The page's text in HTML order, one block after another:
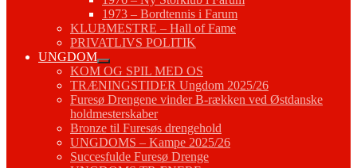
1973 – Bordtennis i Farum
KLUBMESTRE – Hall of Fame
PRIVATLIVS POLITIK
UNGDOM
KOM OG SPIL MED OS
TRÆNINGSTIDER Ungdom 2025/26
Furesø Drengene vinder B-rækken ved Østdanske
holdmesterskaber
Bronze til Furesøs drengehold
UNGDOMS – Kampe 2025/26
Succesfulde Furesø Drenge